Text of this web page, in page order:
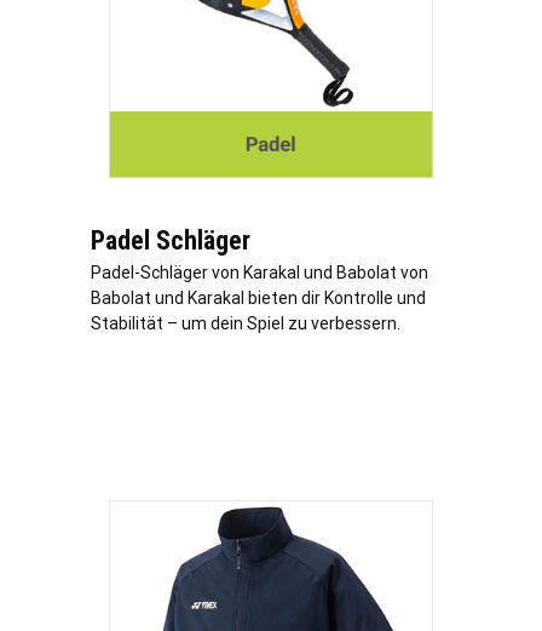
Padel Schläger
Padel-Schläger von Karakal und Babolat von
Babolat und Karakal bieten dir Kontrolle und
Stabilität – um dein Spiel zu verbessern.